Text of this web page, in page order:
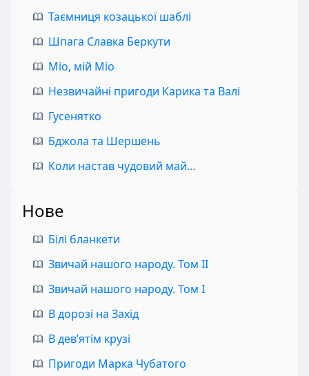
Таємниця козацької шаблі
Шпага Славка Беркути
Міо, мій Міо
Незвичайні пригоди Карика та Валі
Гусенятко
Бджола та Шершень
Коли настав чудовий май…
Нове
Білі бланкети
Звичай нашого народу. Том II
Звичай нашого народу. Том I
В дорозі на Захід
В дев’ятім крузі
Пригоди Марка Чубатого